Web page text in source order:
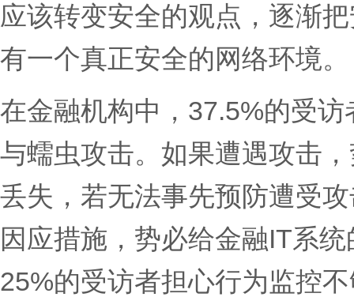
应该转变安全的观点，逐渐
有一个真正安全的网络环境
在金融机构中，37.5%的受
与蠕虫攻击。如果遭遇攻击
丢失，若无法事先预防遭受
因应措施，势必给金融IT系
25%的受访者担心行为监控